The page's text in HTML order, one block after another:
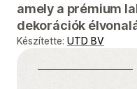
amely a prémium
dekorációk
Készítette: UTD BV